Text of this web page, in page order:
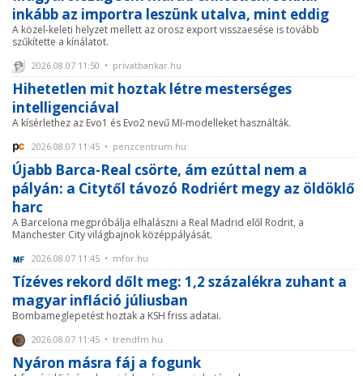
inkább az importra leszünk utalva, mint eddig
A közel-keleti helyzet mellett az orosz export visszaesése is tovább
szűkítette a kínálatot.
2026.08.07 11:50 • privatbankar.hu
Hihetetlen mit hoztak létre mesterséges
intelligenciával
A kísérlethez az Evo1 és Evo2 nevű MI-modelleket használták.
2026.08.07 11:45 • penzcentrum.hu
Újabb Barca-Real csörte, ám ezúttal nem a
pályán: a Citytől távozó Rodriért megy az öldöklő
harc
A Barcelona megpróbálja elhalászni a Real Madrid elől Rodrit, a
Manchester City világbajnok középpályását.
2026.08.07 11:45 • mfor.hu
Tízéves rekord dőlt meg: 1,2 százalékra zuhant a
magyar infláció júliusban
Bombameglepetést hoztak a KSH friss adatai.
2026.08.07 11:45 • trendfm.hu
Nyáron másra fáj a fogunk